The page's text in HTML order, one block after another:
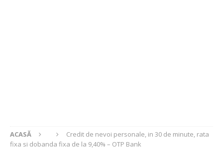
ACASĂ
Credit de nevoi personale, in 30 de minute, rata
fixa si dobanda fixa de la 9,40% – OTP Bank